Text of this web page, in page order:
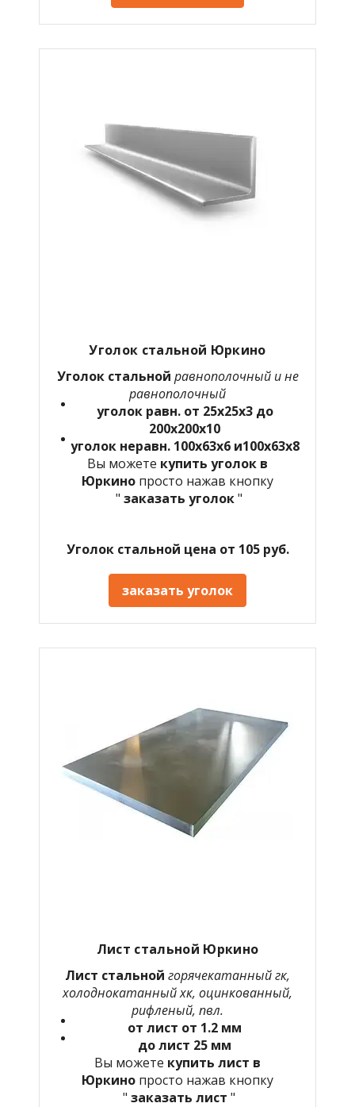
Уголок стальной Юркино
Уголок стальной равнополочный и не
равнополочный
уголок равн. от 25х25х3 до
200х200х10
уголок неравн. 100х63х6 и100х63х8
Вы можете купить уголок в
Юркино просто нажав кнопку
" заказать уголок"
Уголок стальной цена от 105 руб.
заказать уголок
Лист стальной Юркино
Лист стальной горячекатанный гк,
холоднокатанный хк, оцинкованный,
рифленый, пвл.
от лист от 1.2 мм
до лист 25 мм
Вы можете купить лист в
Юркино просто нажав кнопку
" заказать лист "